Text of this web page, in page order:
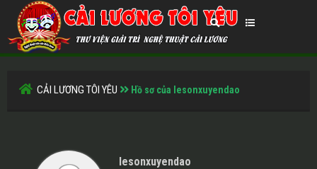
CẢI LƯƠNG TÔI YÊU Hồ sơ của lesonxuyendao
lesonxuyendao